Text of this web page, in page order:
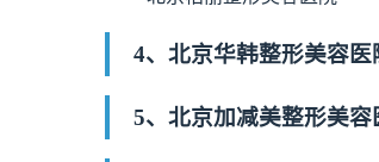
4、北京华韩整形美容医
5、北京加减美整形美容